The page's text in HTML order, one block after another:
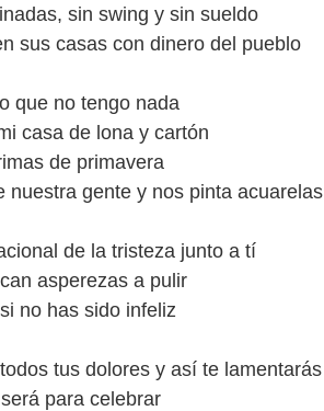
sin swing y sin sueldo
sus casas con dinero del pueblo
que no tengo nada
casa de lona y cartón
de primavera
nuestra gente y nos pinta acuarelas
de la tristeza junto a tí
asperezas a pulir
no has sido infeliz
tus dolores y así te lamentarás
para celebrar